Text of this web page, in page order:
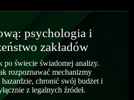
psychologia i
zakładów
po świecie świadomej analizy.
rozpoznawać mechanizmy
chronić swój budżet i
z legalnych źródeł.